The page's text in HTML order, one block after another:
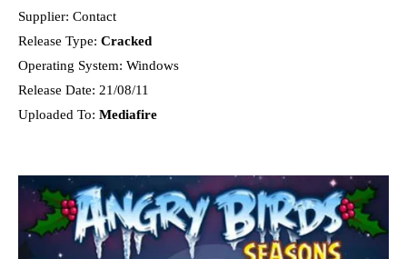
Supplier: Contact
Release Type: Cracked
Operating System: Windows
Release Date: 21/08/11
Uploaded To: Mediafire